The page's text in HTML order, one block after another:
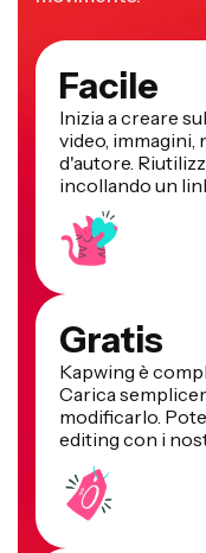
Facile
Inizia a creare
video, immagini,
d'autore.
incollando un
Gratis
Kapwing è
Carica
modificarlo.
editing con i